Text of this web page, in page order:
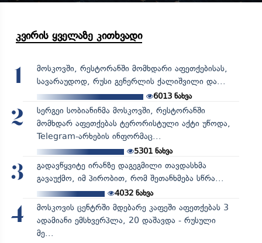
კვირის ყველაზე კითხვადი
1
მოსკოვში, რესტორანში მომხდარი აფეთქებისას,
სავარაუდოდ, რუსი გენერლის ქალიშვილი და...
6013 ნახვა
2
სერგეი სობიანინმა მოსკოვში, რესტორანში
მომხდარ აფეთქებას ტერორისტული აქტი უწოდა,
Telegram-არხების ინფორმაც...
5301ნახვა
3
გადავწყვიტე ირანზე დაგეგმილი თავდასხმა
გავაუქმო, იმ პირობით, რომ შეთანხმება სწრა...
4032ნახვა
4
მოსკოვის ცენტრში მდებარე კაფეში აფეთქებას 3
ადამიანი ემსხვერპლა, 20 დაშავდა - რუსული
მე...